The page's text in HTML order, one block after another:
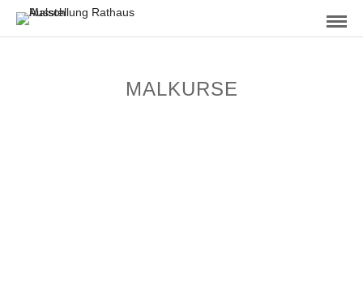
MALKURSE